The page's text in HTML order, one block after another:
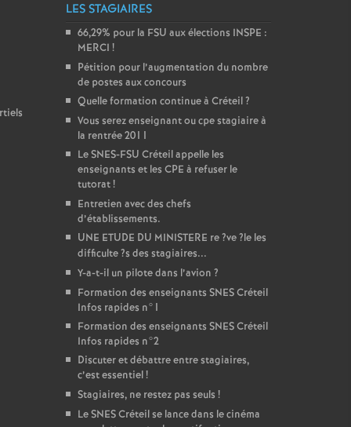
LES STAGIAIRES
66,29% pour la FSU aux élections INSPE :
MERCI !
Pétition pour l’augmentation du nombre
de postes aux concours
Quelle formation continue à Créteil?
Vous serez enseignant ou cpe stagiaire à
la rentrée 2011
LeSNES-FSU Créteil appelle les
enseignants et les CPE à refuser le
tutorat!
Entretien avec des chefs
d’établissements.
UNE ETUDE DU MINISTERE re?ve?le les
difficulte?s des stagiaires...
Y-a-t-il un pilote dans l’avion ?
Formation des enseignants SNESCréteil
Infos rapides n°1
Formation des enseignants SNESCréteil
Infos rapides n°2
Discuter et débattre entre stagiaires,
c’est essentiel!
Stagiaires, ne restez pas seuls !
LeSNESCréteil se lance dans le cinéma